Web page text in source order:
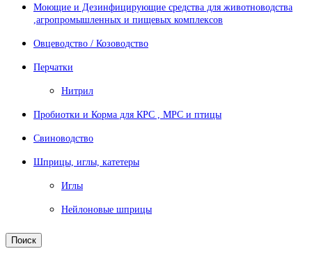
Моющие и Дезинфицирующие средства для животноводства
,агропромышленных и пищевых комплексов
Овцеводство / Козоводство
Перчатки
Нитрил
Пробиотки и Корма для КРС , МРС и птицы
Свиноводство
Шприцы, иглы, катетеры
Иглы
Нейлоновые шприцы
Поиск